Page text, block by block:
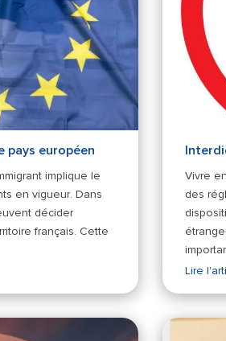
pays européen
implique le
en vigueur. Dans
décider
français. Cette
Vivre
des
Lire